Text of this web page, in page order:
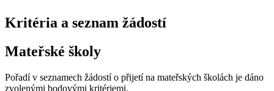
Kritéria a seznam žádostí
Mateřské školy
Pořadí v seznamech žádostí o přijetí na mateřských školách je dáno
zvolenými bodovými kritériemi.